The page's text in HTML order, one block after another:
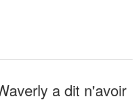
a dit n'avoir